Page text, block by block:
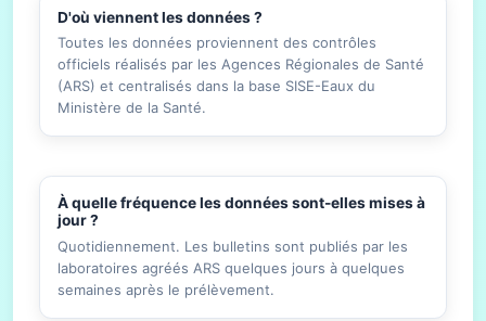
D'où viennent les données ?
Toutes les données proviennent des contrôles
officiels réalisés par les Agences Régionales de Santé
(ARS) et centralisés dans la base SISE-Eaux du
Ministère de la Santé.
À quelle fréquence les données sont-elles mises à
jour ?
Quotidiennement. Les bulletins sont publiés par les
laboratoires agréés ARS quelques jours à quelques
semaines après le prélèvement.